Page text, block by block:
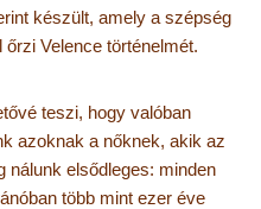
készült, amely a szépség
Velence történelmét.
teszi, hogy valóban
azoknak a nőknek, akik az
nálunk elsődleges: minden
több mint ezer éve